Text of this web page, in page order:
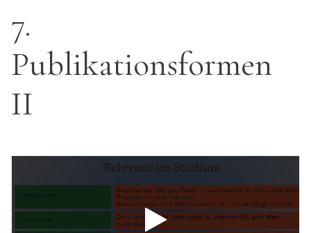
7
Publikationsformen
II